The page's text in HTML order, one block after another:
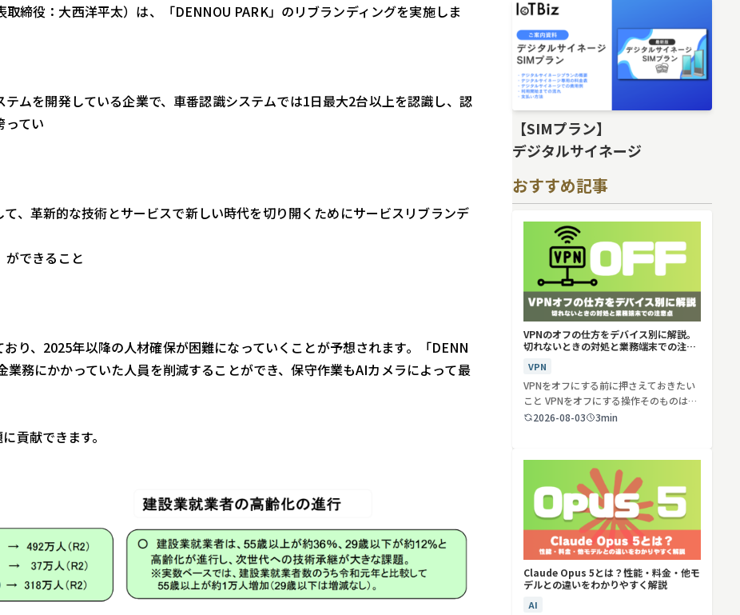
締役：大西洋平太）は、「DENNOU PARK」のリブランディングを実施しま
ムを開発している企業で、車番認識システムでは1日最大2台以上を認識し、認
ってい
、革新的な技術とサービスで新しい時代を切り開くためにサービスリブランデ
できること
り、2025年以降の人材確保が困難になっていくことが予想されます。「DENN
務にかかっていた人員を削減することができ、保守作業もAIカメラによって最
貢献できます。
【SIMプラン】
デジタルサイネージ
おすすめ記事
VPNのオフの仕方をデバイス別に解説。
切れないときの対処と業務端末での注意
VPN
VPNをオフにする前に押さえておきたい
こと VPNをオフにする操作そのものは、
ど…2026-08-03 3min
Claude Opus 5とは？性能・料金・他モ
デルとの違いをわかりやすく解説
AI